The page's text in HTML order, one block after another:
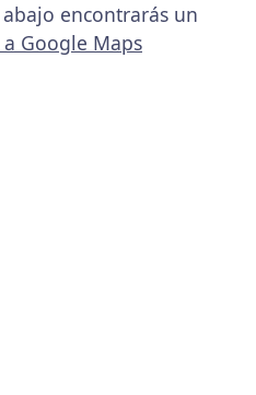
encontrarás un
Google Maps